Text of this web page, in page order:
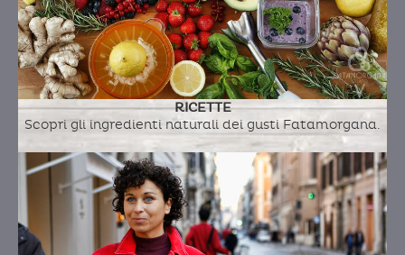
RICETTE
Scopri gli ingredienti naturali dei gusti Fatamorgana.